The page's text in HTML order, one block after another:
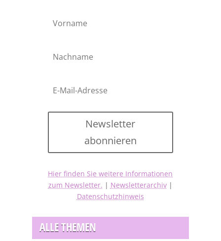
Newsletter
abonnieren
Hier finden Sie weitere Informationen
zum Newsletter. | Newsletterarchiv|
Datenschutzhinweis
ALLE THEMEN